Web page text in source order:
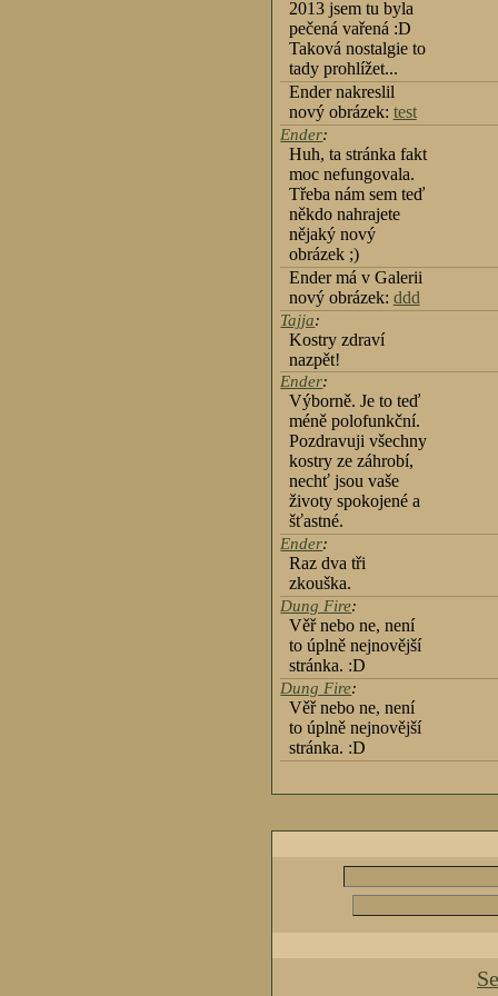
2013 jsem tu byla
pečená vařená :D
Taková nostalgie to
tady prohlížet...
Ender nakreslil
nový obrázek: test
Ender:
Huh, ta stránka fakt
moc nefungovala.
Třeba nám sem teď
někdo nahrajete
nějaký nový
obrázek ;)
Ender má v Galerii
nový obrázek: ddd
Tajja:
Kostry zdraví
nazpět!
Ender:
Výborně. Je to teď
méně polofunkční.
Pozdravuji všechny
kostry ze záhrobí,
nechť jsou vaše
životy spokojené a
šťastné.
Ender:
Raz dva tři
zkouška.
Dung Fire:
Věř nebo ne, není
to úplně nejnovější
stránka. :D
Dung Fire:
Věř nebo ne, není
to úplně nejnovější
stránka. :D